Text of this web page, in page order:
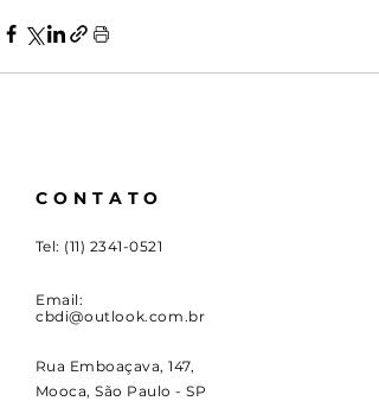
CONTATO
Tel: (11) 2341-0521
Email:
cbdi@outlook.com.br
Rua Emboaçava, 147,
Mooca, São Paulo - SP